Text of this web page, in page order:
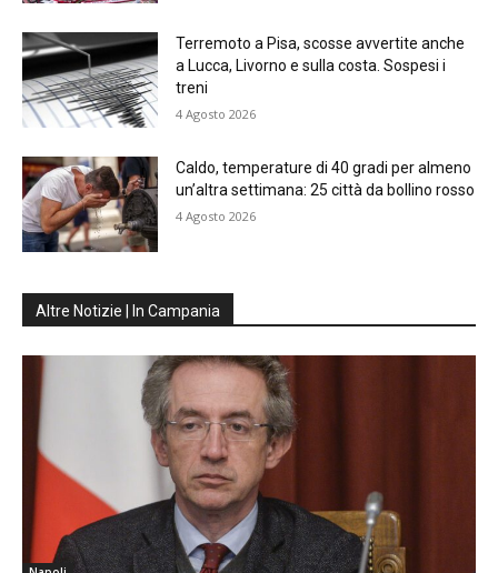
Terremoto a Pisa, scosse avvertite anche
a Lucca, Livorno e sulla costa. Sospesi i
treni
4 Agosto 2026
Caldo, temperature di 40 gradi per almeno
un’altra settimana: 25 città da bollino rosso
4 Agosto 2026
Altre Notizie | In Campania